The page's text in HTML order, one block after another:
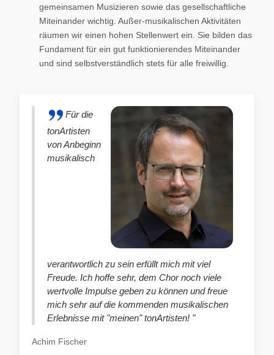
gemeinsamen Musizieren sowie das gesellschaftliche
Miteinander wichtig. Außer-musikalischen Aktivitäten
räumen wir einen hohen Stellenwert ein. Sie bilden das
Fundament für ein gut funktionierendes Miteinander
und sind selbstverständlich stets für alle freiwillig.
Für die
tonArtisten
von Anbeginn
musikalisch
verantwortlich zu sein erfüllt mich mit viel
Freude. Ich hoffe sehr, dem Chor noch viele
wertvolle Impulse geben zu können und freue
mich sehr auf die kommenden musikalischen
Erlebnisse mit "meinen" tonArtisten! "
Achim Fischer